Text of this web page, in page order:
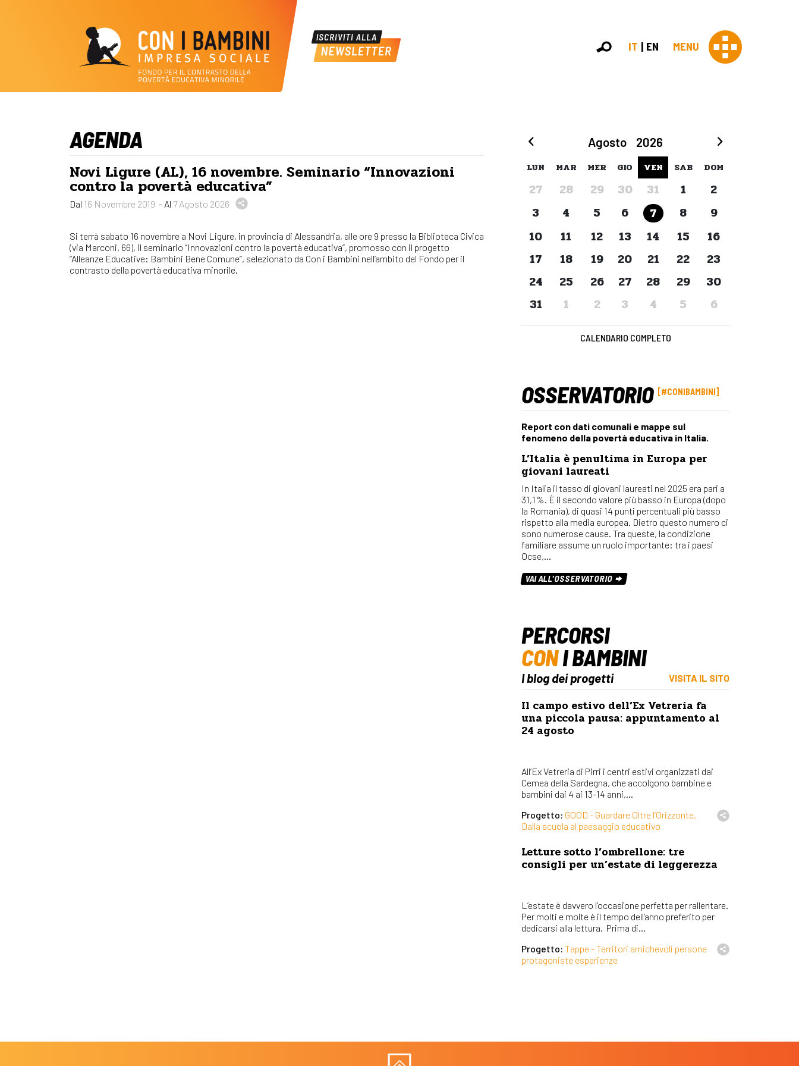
IT EN MENU
AGENDA
Novi Ligure (AL), 16 novembre. Seminario “Innovazioni
contro la povertà educativa”
Dal 16 Novembre 2019 - Al 7 Agosto 2026
Si terrà sabato 16 novembre a Novi Ligure, in provincia di Alessandria, alle ore 9 presso la Biblioteca Civica
(via Marconi, 66), il seminario “Innovazioni contro la povertà educativa”, promosso con il progetto
“Alleanze Educative: Bambini Bene Comune”, selezionato da Con i Bambini nell’ambito del Fondo per il
contrasto della povertà educativa minorile.
Agosto 2026
LUN MAR MER GIO VEN SAB DOM
27 28 29 30 31 1
2
3
4 5 6 7 8
9
10
11 12 13 14 15
16
17
18 19 20 21 22
23
24
25 26 27 28 29
30
31
1 2 3 4 5 6
CALENDARIO COMPLETO
OSSERVATORIO #CONIBAMBINI
Report con dati comunali e mappe sul
fenomeno della povertà educativa in Italia.
L’Italia è penultima in Europa per
giovani laureati
In Italia il tasso di giovani laureati nel 2025 era pari a
31,1%. È il secondo valore più basso in Europa (dopo
la Romania), di quasi 14 punti percentuali più basso
rispetto alla media europea. Dietro questo numero ci
sono numerose cause. Tra queste, la condizione
familiare assume un ruolo importante: tra i paesi
Ocse,…
VAI ALL'OSSERVATORIO
PERCORSI
CONI BAMBINI
I blog dei progetti VISITA IL SITO
Il campo estivo dell’Ex Vetreria fa
una piccola pausa: appuntamento al
24 agosto
All’Ex Vetreria di Pirri i centri estivi organizzati dai
Cemea della Sardegna, che accolgono bambine e
bambini dai 4 ai 13-14 anni,...
Progetto: GOOD - Guardare Oltre l’Orizzonte,
Dalla scuola al paesaggio educativo
Letture sotto l’ombrellone: tre
consigli per un’estate di leggerezza
L’estate è davvero l’occasione perfetta per rallentare.
Per molti e molte è il tempo dell’anno preferito per
dedicarsi alla lettura. Prima di...
Progetto: Tappe - Territori amichevoli persone
protagoniste esperienze